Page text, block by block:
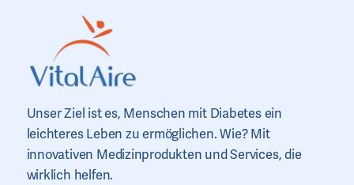
Unser Ziel ist es, Menschen mit Diabetes ein
leichteres Leben zu ermöglichen. Wie? Mit
innovativen Medizinprodukten und Services, die
wirklich helfen.